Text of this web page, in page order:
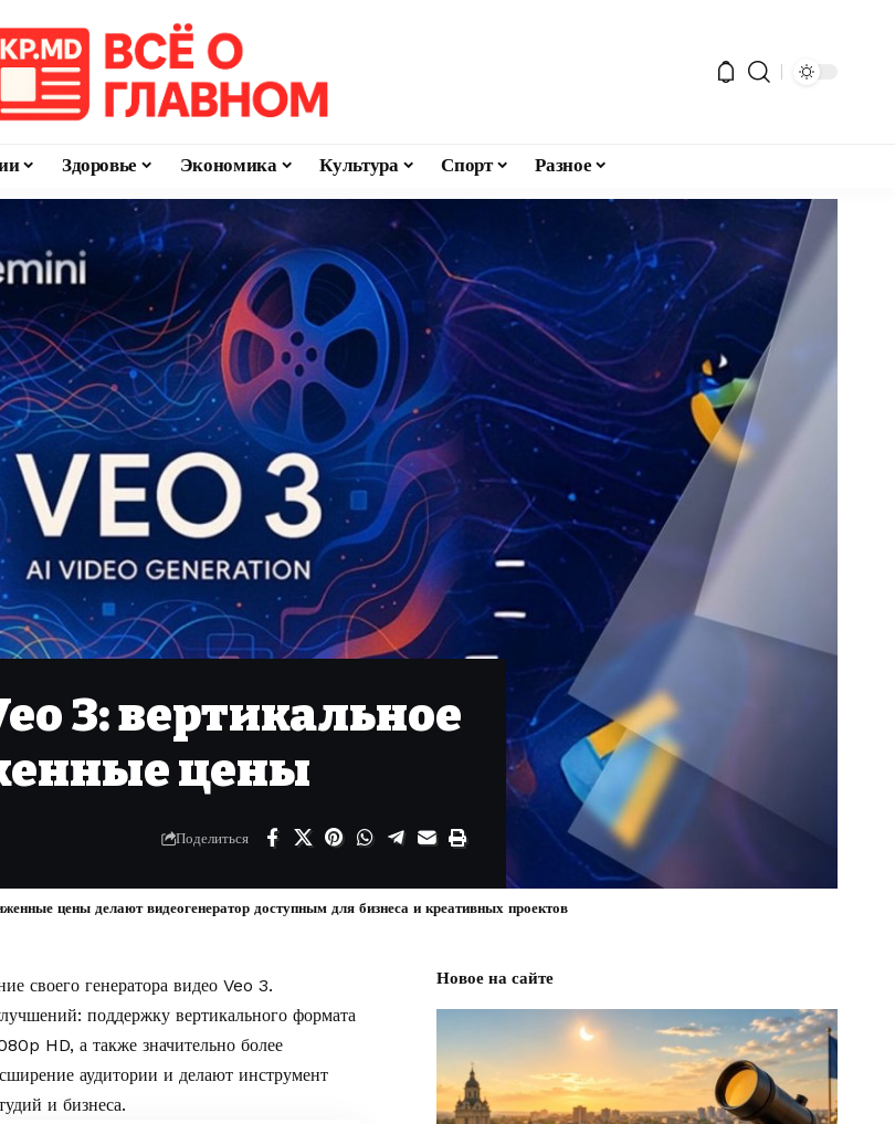
Здоровье Экономика Культура Спорт Разное
3: вертикальное
цены
Поделиться
цены делают видеогенератор доступным для бизнеса и креативных проектов
своего генератора видео Veo 3.
поддержку вертикального формата
HD, а также значительно более
аудитории и делают инструмент
и бизнеса.
Новое на сайте